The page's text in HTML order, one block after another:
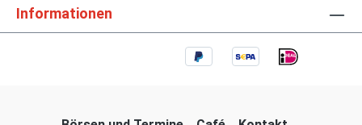
Informationen